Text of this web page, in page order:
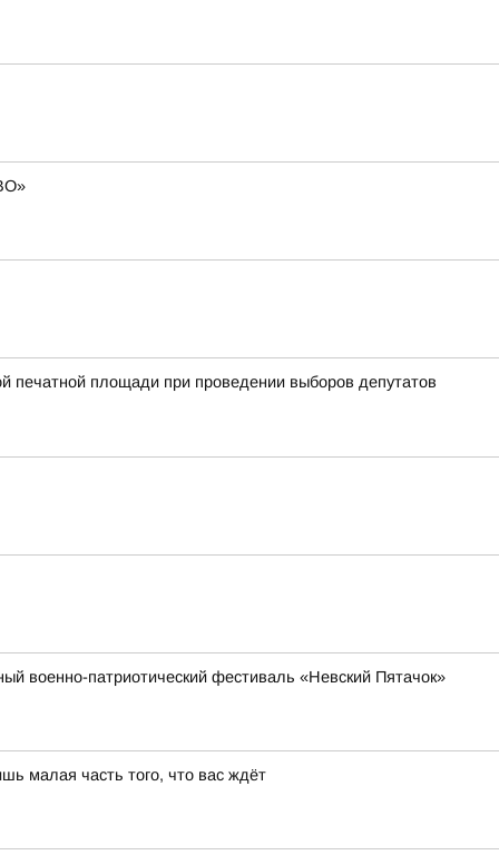
печатной площади при проведении выборов депутатов
военно-патриотический фестиваль «Невский Пятачок»
малая часть того, что вас ждёт